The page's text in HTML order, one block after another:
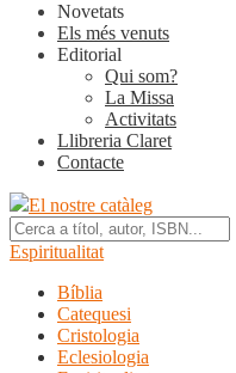
Novetats
Els més venuts
Editorial
Qui som?
La Missa
Activitats
Llibreria Claret
Contacte
El nostre catàleg
Espiritualitat
Bíblia
Catequesi
Cristologia
Eclesiologia